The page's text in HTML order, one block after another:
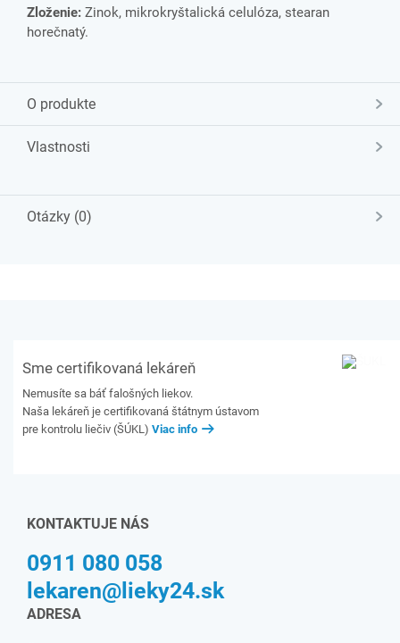
Zloženie: Zinok, mikrokryštalická celulóza, stearan
horečnatý.
O produkte
Vlastnosti
Otázky (0)
Sme certifikovaná lekáreň
Nemusíte sa báť falošných liekov.
Naša lekáreň je certifikovaná štátnym ústavom
pre kontrolu liečiv (ŠÚKL) Viac info
KONTAKTUJE NÁS
0911 080 058
lekaren@lieky24.sk
ADRESA